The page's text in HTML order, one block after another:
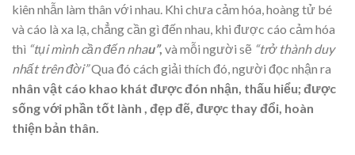
kiên nhẫn làm thân với nhau. Khi chưa cảm hóa, hoàng tử bé
và cáo là xa lạ, chẳng cần gì đến nhau, khi được cáo cảm hóa
thì “tụi mình cần đến nhau”, và mỗi người sẽ “trở thành duy
nhất trên đời”Qua đó cách giải thích đó, người đọc nhận ra
nhân vật cáo khao khát được đón nhận, thấu hiểu; được
sống với phần tốt lành , đẹp đẽ, được thay đổi, hoàn
thiện bản thân.